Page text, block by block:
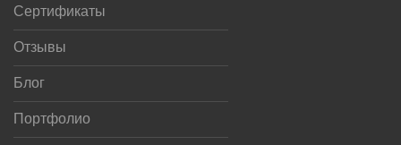
Сертификаты
Отзывы
Блог
Портфолио